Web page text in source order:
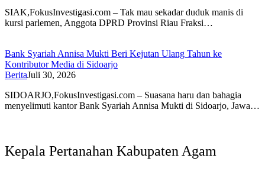
SIAK,FokusInvestigasi.com – Tak mau sekadar duduk manis di
kursi parlemen, Anggota DPRD Provinsi Riau Fraksi…
Bank Syariah Annisa Mukti Beri Kejutan Ulang Tahun ke
Kontributor Media di Sidoarjo
BeritaJuli 30, 2026
SIDOARJO,FokusInvestigasi.com – Suasana haru dan bahagia
menyelimuti kantor Bank Syariah Annisa Mukti di Sidoarjo, Jawa…
Kepala Pertanahan Kabupaten Agam